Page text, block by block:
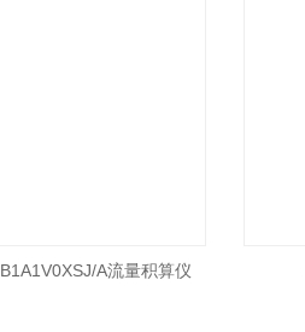
A流量积算仪